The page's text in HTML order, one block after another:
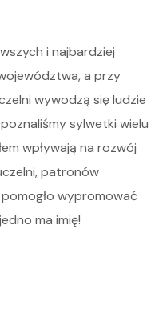
i najbardziej
a przy
wywodzą się ludzie
sylwetki wielu
wpływają na rozwój
patronów
wypromować
ma imię!